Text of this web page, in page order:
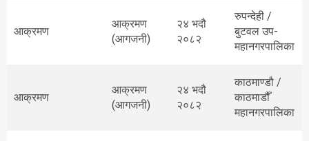
आक्रमण
आक्रमण
(आगजनी)
२४ भदौ
२०८२
रुपन्देही /
बुटवल उप-
महानगरपालिका
आक्रमण
आक्रमण
(आगजनी)
२४ भदौ
२०८२
काठमाण्डौ /
काठमाडौँ
महानगरपालिका